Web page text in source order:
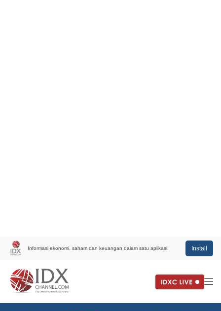
Informasi ekonomi, saham dan keuangan dalam satu aplikasi. Install